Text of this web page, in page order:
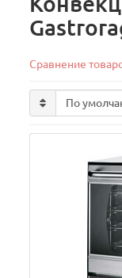
Сравнение